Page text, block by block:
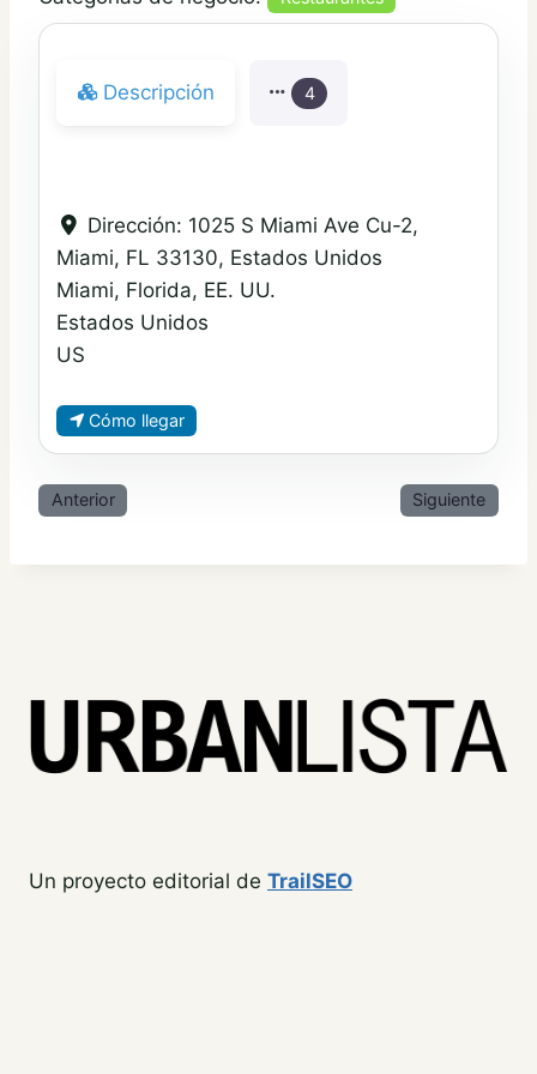
Descripción 4
Dirección: 1025 S Miami Ave Cu-2,
Miami, FL 33130, Estados Unidos
Miami, Florida, EE. UU.
Estados Unidos
US
Cómo llegar
Anterior Siguiente
Un proyecto editorial de TrailSEO